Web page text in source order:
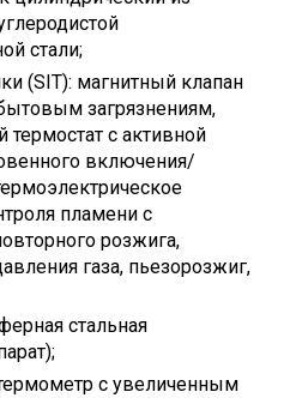
стали;
(SIT): магнитный клапан
загрязнениям,
с активной
включения/
пламени с
розжига,
газа, пьезорозжиг,
стальная
с увеличенным